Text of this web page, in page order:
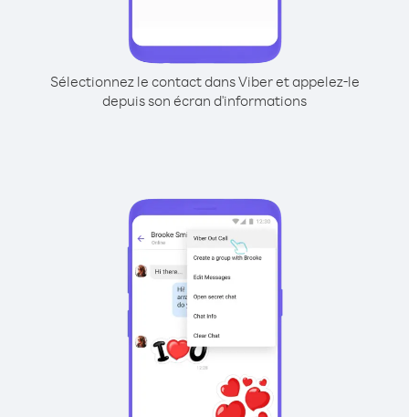
Sélectionnez le contact dans Viber et appelez-le
depuis son écran d'informations